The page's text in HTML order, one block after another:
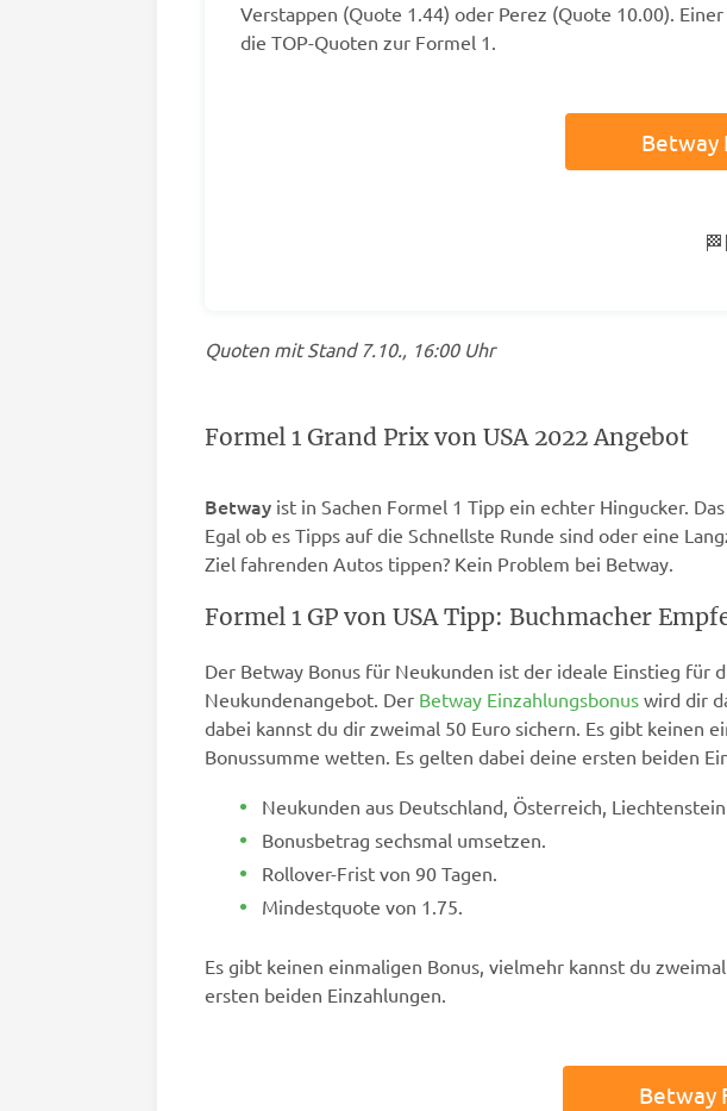
Verstappen (Quote 1.44) oder Perez (Quote 10.00).
die TOP-Quoten zur Formel 1.
Betway
Quoten mit Stand 7.10., 16:00 Uhr
Formel 1 Grand Prix von USA 2022 Angebot
Betway ist in Sachen Formel 1 Tipp ein echter Hingucker.
Egal ob es Tipps auf die Schnellste Runde sind oder eine
Ziel fahrenden Autos tippen? Kein Problem bei Betway.
Formel 1 GP von USA Tipp: Buchmacher
Der Betway Bonus für Neukunden ist der ideale Einstieg für
Neukundenangebot. Der Betway Einzahlungsbonus wird dir
dabei kannst du dir zweimal 50 Euro sichern. Es gibt keinen
Bonussumme wetten. Es gelten dabei deine ersten beiden
Neukunden aus Deutschland, Österreich,
Bonusbetrag sechsmal umsetzen.
Rollover-Frist von 90 Tagen.
Mindestquote von 1.75.
Es gibt keinen einmaligen Bonus, vielmehr kannst du
ersten beiden Einzahlungen.
Betway